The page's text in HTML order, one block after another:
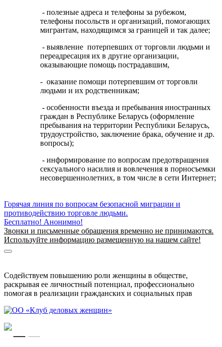
- полезные адреса и телефоны за рубежом,
телефоны посольств и организаций, помогающих
мигрантам, находящимся за границей и так далее;
- выявление потерпевших от торговли людьми и
переадресация их в другие организации,
оказывающие помощь пострадавшим,
- оказание помощи потерпевшим от торговли
людьми и их родственникам;
- особенности въезда и пребывания иностранных
граждан в Республике Беларусь (оформление
пребывания на территории Республики Беларусь,
трудоустройство, заключение брака, обучение и др.
вопросы);
- информирование по вопросам предотвращения
сексуального насилия и вовлечения в порносъемки
несовершеннолетних, в том числе в сети Интернет;
Горячая линия по вопросам безопасной миграции и
противодействию торговле людьми.
Бесплатно! Анонимно!
Звонки и письменные обращения временно не принимаются.
Используйте информацию размещенную на нашем сайте!
Содействуем повышению роли женщины в обществе,
раскрывая ее личностный потенциал, профессионально
помогая в реализации гражданских и социальных прав
RUEN